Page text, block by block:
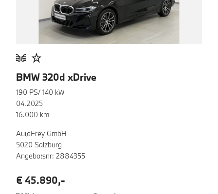
BMW 320d xDrive
190 PS/ 140 kW
04.2025
16.000 km
AutoFrey GmbH
5020 Salzburg
Angebotsnr: 2884355
€ 45.890,-